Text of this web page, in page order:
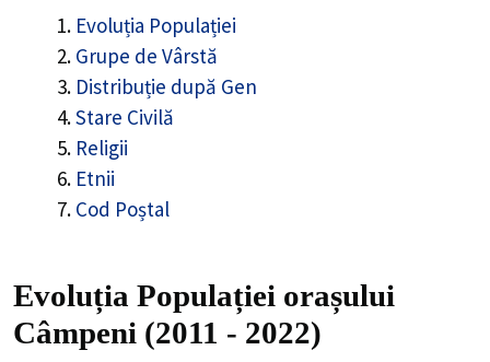
Evoluția Populației
Grupe de Vârstă
Distribuție după Gen
Stare Civilă
Religii
Etnii
Cod Poștal
Evoluția Populației orașului
Câmpeni (2011 - 2022)